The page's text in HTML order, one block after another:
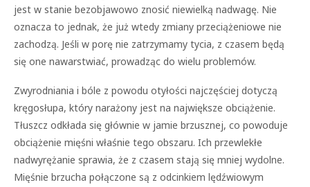
jest w stanie bezobjawowo znosić niewielką nadwagę. Nie
oznacza to jednak, że już wtedy zmiany przeciążeniowe nie
zachodzą. Jeśli w porę nie zatrzymamy tycia, z czasem będą
się one nawarstwiać, prowadząc do wielu problemów.
Zwyrodniania i bóle z powodu otyłości najczęściej dotyczą
kręgosłupa, który narażony jest na największe obciążenie.
Tłuszcz odkłada się głównie w jamie brzusznej, co powoduje
obciążenie mięśni właśnie tego obszaru. Ich przewlekłe
nadwyrężanie sprawia, że z czasem stają się mniej wydolne.
Mięśnie brzucha połączone są z odcinkiem lędźwiowym